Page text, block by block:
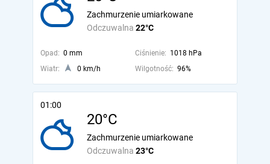
Odczuwalna 22°C
Zachmurzenie umiarkowane
Opad: 0 mm Ciśnienie: 1018 hPa
Wiatr:
0 km/h Wilgotność: 96%
01:00
20°C
Odczuwalna 23°C
Zachmurzenie umiarkowane